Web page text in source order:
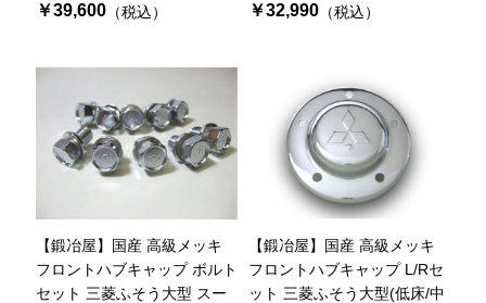
￥39,600（税込） ￥32,990（税込）
【鍛冶屋】国産 高級メッキ
フロントハブキャップ ボルト
セット 三菱ふそう大型 スー
【鍛冶屋】国産 高級メッキ
フロントハブキャップ L/Rセ
ット 三菱ふそう大型(低床/中